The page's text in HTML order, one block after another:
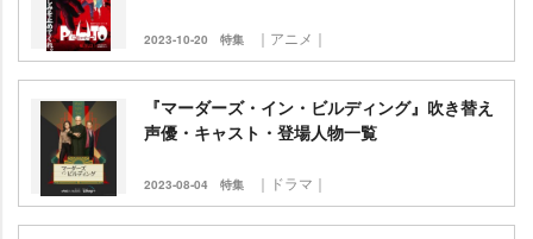
2023-10-20 特集 ｜アニメ｜
『マーダーズ・イン・ビルディング』吹き替え
声優・キャスト・登場人物一覧
2023-08-04 特集 ｜ドラマ｜